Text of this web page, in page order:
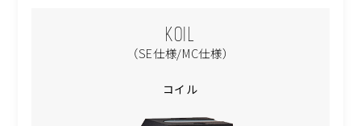
KOIL
（SE仕様/MC仕様）
コイル